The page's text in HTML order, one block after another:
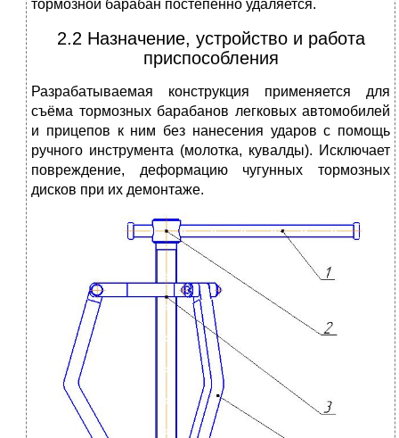
тормозной барабан постепенно удаляется.
2.2 Назначение, устройство и работа
приспособления
Разрабатываемая конструкция применяется для
съёма тормозных барабанов легковых автомобилей
и прицепов к ним без нанесения ударов с помощь
ручного инструмента (молотка, кувалды). Исключает
повреждение, деформацию чугунных тормозных
дисков при их демонтаже.